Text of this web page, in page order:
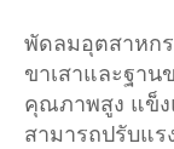
พัดลมอุตสาหก
ขาเสาและฐา
คุณภาพสูง แข็
สามารถปรับแร